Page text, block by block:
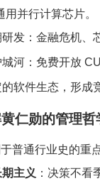
并行计算芯片。
发：金融危机、
河：免费开放
软件生态，形成
仁勋的管理
普通行业史的重
主义 ：决策不